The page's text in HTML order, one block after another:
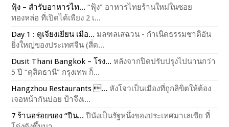
ฟุ้ง – สำรับอาหารไท... “ฟุ้ง” อาหารไทยร้านใหม่ในซอย
ทองหล่อ ที่เปิดได้เพียง 2 เ...
Day 1 : ตูเจียงเยียน เมือ... มลฑลเสฉวน - กำเนิดธรรมชาติอัน
ยิ่งใหญ่ของประเทศจีน (สี่ด...
Dusit Thani Bangkok – โรง... หลังจากปิดปรับปรุงไปนานกว่า
5 ปี “ดุสิตธานี” กรุงเทพ ก็...
Hangzhou Restaurants ... หังโจวเป็นเมืองที่ถูกลิขิตให้ต้อง
เจอหน้ากันบ่อย ป้าจึงเ...
7 ร้านอร่อยของ “ปีน... ปีนังเป็นรัฐหนึ่งของประเทศมาเลเซีย ที่